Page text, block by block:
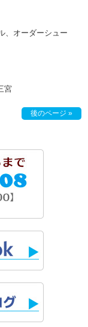
、オーダーシュー
宮
後のページ »